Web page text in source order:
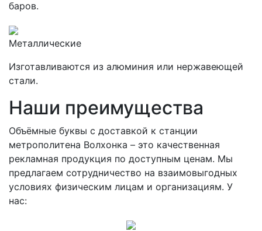
баров.
Металлические
Изготавливаются из алюминия или нержавеющей
стали.
Наши преимущества
Объёмные буквы с доставкой к станции
метрополитена Волхонка – это качественная
рекламная продукция по доступным ценам. Мы
предлагаем сотрудничество на взаимовыгодных
условиях физическим лицам и организациям. У
нас: